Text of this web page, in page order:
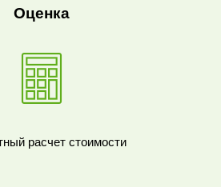
Оценка
расчет стоимости